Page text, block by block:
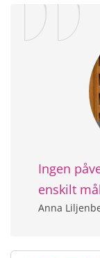
Ingen
enskilt
Anna